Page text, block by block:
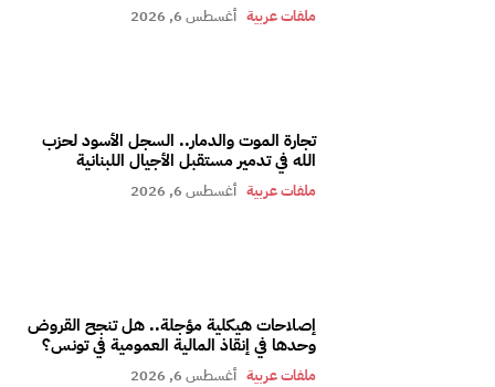
ملفات عربية أغسطس 6, 2026
تجارة الموت والدمار.. السجل الأسود لحزب
الله في تدمير مستقبل الأجيال اللبنانية
ملفات عربية أغسطس 6, 2026
إصلاحات هيكلية مؤجلة.. هل تنجح القروض
وحدها في إنقاذ المالية العمومية في تونس؟
ملفات عربية أغسطس 6, 2026